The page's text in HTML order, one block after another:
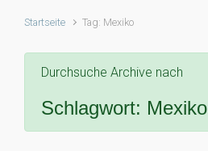
Startseite Tag: Mexiko
Durchsuche Archive nach
Schlagwort: Mexiko